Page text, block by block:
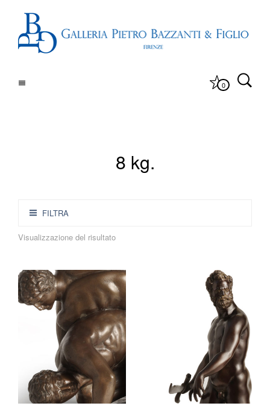
0
8 kg.
FILTRA
Visualizzazione del risultato